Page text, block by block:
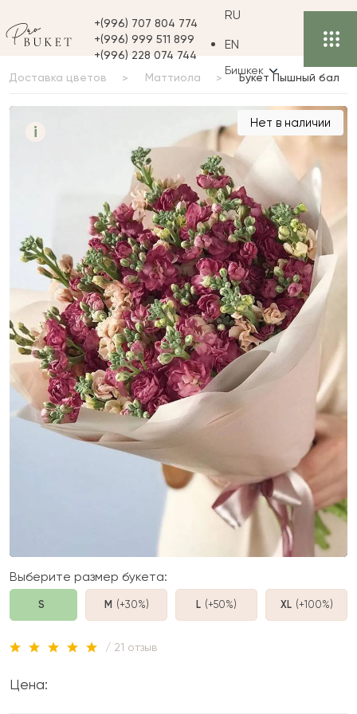
+(996) 707 804 774
+(996) 999 511 899
+(996) 228 074 744
RU
EN
Бишкек
Доставка цветов Маттиола Букет Пышный бал
i Букет Пышный бал Нет в наличии
Выберите размер букета:
S M (+30%) L (+50%) XL (+100%)
/ 21 отзыв
Цена: